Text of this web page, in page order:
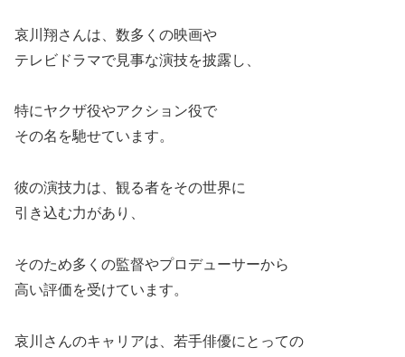
哀川翔さんは、数多くの映画や
テレビドラマで見事な演技を披露し、
特にヤクザ役やアクション役で
その名を馳せています。
彼の演技力は、観る者をその世界に
引き込む力があり、
そのため多くの監督やプロデューサーから
高い評価を受けています。
哀川さんのキャリアは、若手俳優にとっての